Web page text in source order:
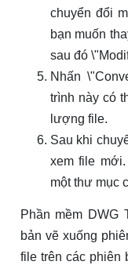
chuyển đổi
bạn muốn
sau đó
Nhấn
trình này có
lượng file.
Sau khi
xem file
một thư mục
Phần mềm DWG
bản vẽ xuống
file trên các phiên